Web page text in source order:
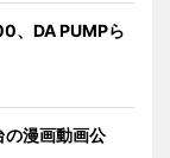
、DA PUMPら
の漫画動画公